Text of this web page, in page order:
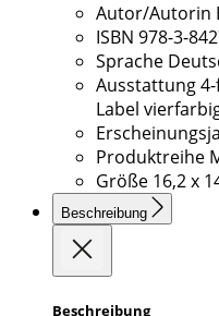
Autor/Autorin
ISBN 978-3-
Sprache
Ausstattung
Label
Produktreihe
Größe 16,2 x
Beschreibung
Beschreibung